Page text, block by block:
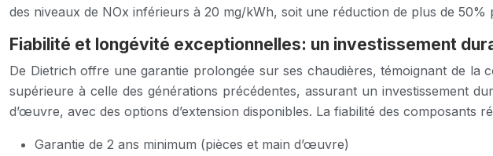
des niveaux de NOx inférieurs à 20 mg/kWh, soit une réduction de plus de
Fiabilité et longévité exceptionnelles: un investissement
De Dietrich offre une garantie prolongée sur ses chaudières, témoignant de la
supérieure à celle des générations précédentes, assurant un investissement
d’œuvre, avec des options d’extension disponibles. La fiabilité des composants
Garantie de 2 ans minimum (pièces et main d’œuvre)